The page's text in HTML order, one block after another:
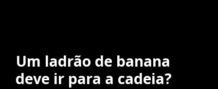
Um ladrão de banana
deve ir para a cadeia?